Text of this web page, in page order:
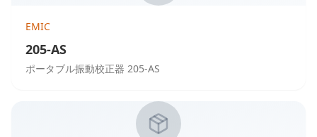
EMIC
205-AS
ポータブル振動校正器 205-AS